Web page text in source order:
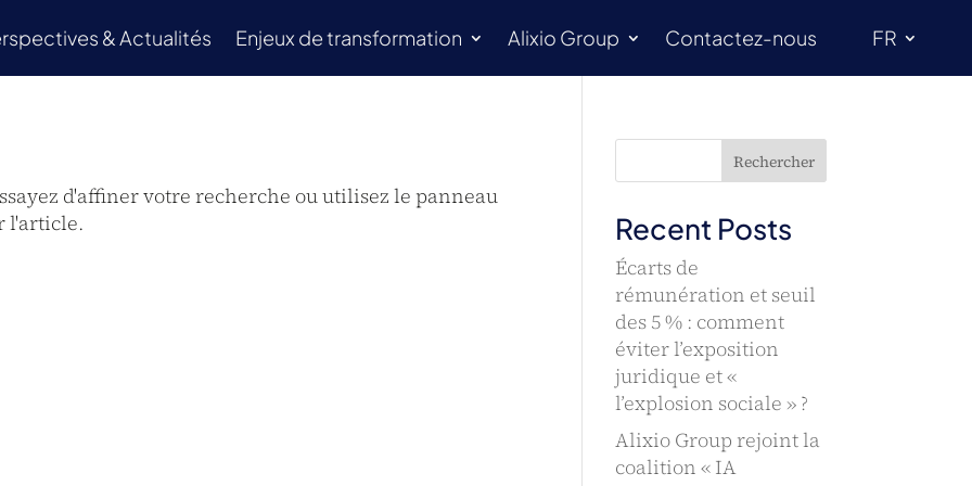
& Actualités Enjeux de transformation Alixio Group Contactez-nous FR
d'affiner votre recherche ou utilisez le panneau
l'article.
Rechercher
Recent Posts
Écarts de
rémunération et seuil
des 5 % : comment
éviter l’exposition
juridique et «
l’explosion sociale » ?
Alixio Group rejoint la
coalition « IA